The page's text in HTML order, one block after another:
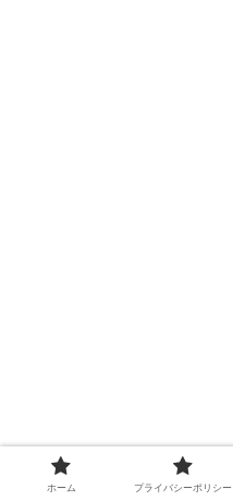
ホーム プライバシーポリシー